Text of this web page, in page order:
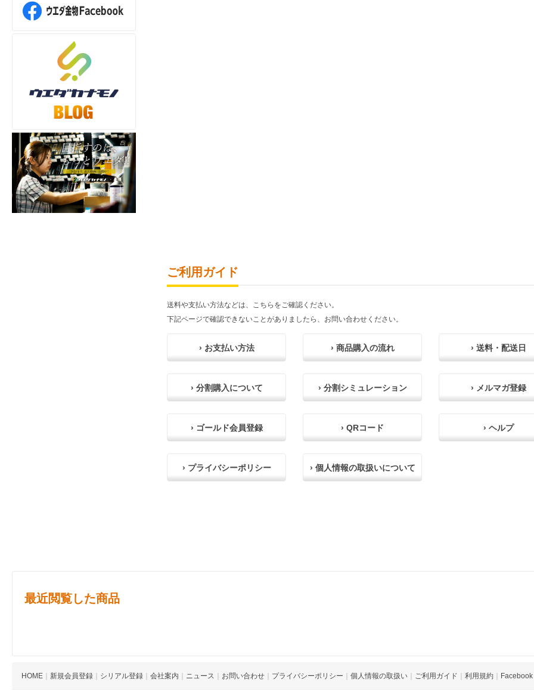
ご利用ガイド
送料や支払い方法などは、こちらをご確認ください。
下記ページで確認できないことがありましたら、お問い合わせください。
› お支払い方法 › 商品購入の流れ › 送料・配送日
› 分割購入について › 分割シミュレーション › メルマガ登録
› ゴールド会員登録 › QRコード › ヘルプ
› プライバシーポリシー › 個人情報の取扱いについて
最近閲覧した商品
HOME 新規会員登録 シリアル登録 会社案内 ニュース お問い合わせ プライバシーポリシー 個人情報の取扱い ご利用ガイド 利用規約 Facebook